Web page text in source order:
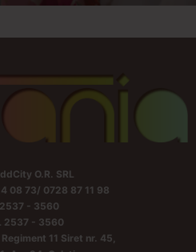
O.R. SRL
08 73/ 0728 87 11 98
2537 - 3560
2537 - 3560
11 Siret nr. 45,